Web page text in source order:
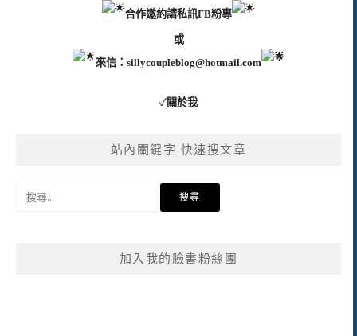
合作邀約請私訊FB粉專
或
來信： sillycoupleblog@hotmail.com
✓關於我
站內關鍵字 快速搜文章
加入我的臉書粉絲團